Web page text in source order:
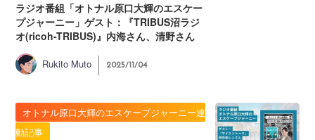
ラジオ番組「オトナル原口大輝のエスケー
プジャーニー」ゲスト：『TRIBUS沼ラジ
オ(ricoh-TRIBUS)』内海さん、清野さん
Rukito Muto 2025/11/04
オトナル原口大輝のエスケープジャーニー連
動記事